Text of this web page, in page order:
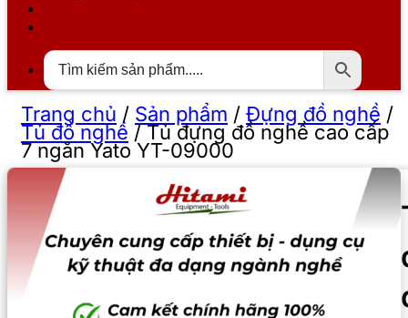
Trang chủ / Sản phẩm / Đựng đồ nghề /
Tủ đồ nghề /Tủ đựng đồ nghề cao cấp
7 ngăn Yato YT-09000